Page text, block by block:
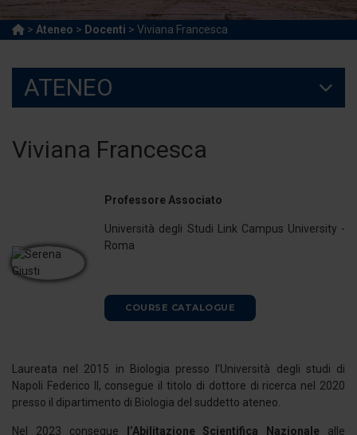
> Ateneo > Docenti > Viviana Francesca
ATENEO
Viviana Francesca
Professore Associato
Università degli Studi Link Campus University -
Roma
COURSE CATALOGUE
Laureata nel 2015 in Biologia presso l’Università degli studi di
Napoli Federico II, consegue il titolo di dottore di ricerca nel 2020
presso il dipartimento di Biologia del suddetto ateneo.
Nel 2023 consegue l’Abilitazione Scientifica Nazionale alle